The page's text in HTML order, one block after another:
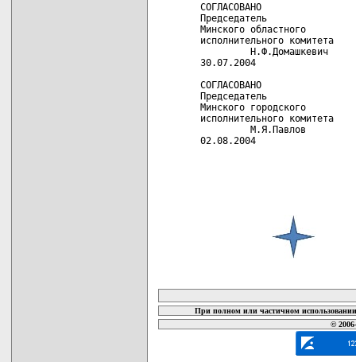
СОГЛАСОВАНО
Председатель
Минского областного
исполнительного комитета
Н.Ф.Домашкевич
30.07.2004
СОГЛАСОВАНО
Председатель
Минского городского
исполнительного комитета
         М.Я.Павлов
02.08.2004
При полном или частичном
©